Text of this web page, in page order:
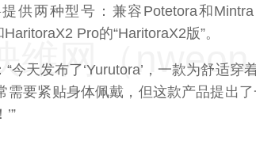
提供两种型号：兼容Potetora和
Pro的“HaritoraX2版”。
“今天发布了‘Yurutora’，一款为舒适穿
需要紧贴身体佩戴，但这款产品提出了
维网（